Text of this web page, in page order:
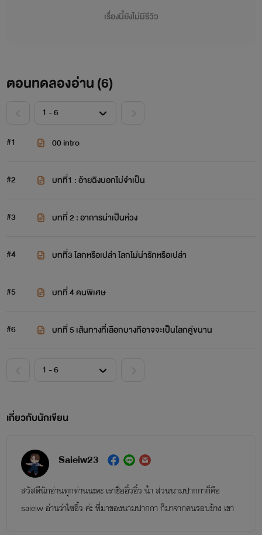
เรื่องนี้ยังไม่มีรีวิว
ตอนทดลองอ่าน (6)
#1 00 intro
#2 บทที่1 : อ้ายฉิงบอกไม่จำเป็น
#3 บทที่ 2 : อาการน่าเป็นห่วง
#4 บทที่3 โลกหรือเปล่า โลกไม่น่ารักหรือเปล่า
#5 บทที่ 4 คนพิเศษ
#6 บทที่ 5 เส้นทางที่เลือกบางทีอาจจะเป็นโลกคู่ขนาน
เกี่ยวกับนักเขียน
Saieiw23
สวัสดีนักอ่านทุกท่านนะคะ เราชื่ออิ๋วอิ๋ว น้า ส่วนนามปากกาก็คือ
saieiw อ่านว่าไซอิ๋ว ค่ะ ที่มาของนามปากกา ก็มาจากคนรอบข้าง เขา